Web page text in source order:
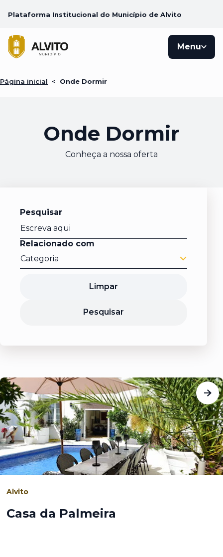
Plataforma Institucional do Município de Alvito
Menu
Página inicial < Onde Dormir
Onde Dormir
Conheça a nossa oferta
Pesquisar
Relacionado com
Categoria
Limpar
Pesquisar
Alvito
Casa da Palmeira